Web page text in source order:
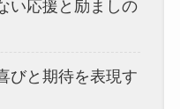
い応援と励ましの
びと期待を表現す